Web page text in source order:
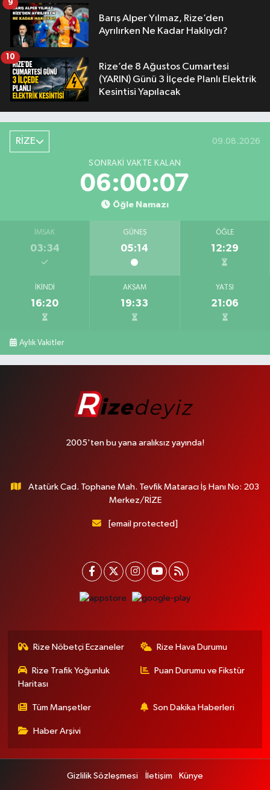
Barış Alper Yılmaz, Rize’den
Ayrılırken Ne Kadar Haklıydı?
9
Rize’de 8 Ağustos Cumartesi
(YARIN) Günü 3 İlçede Planlı Elektrik
Kesintisi Yapılacak
10
RİZE 09.08.2026
SONRAKI VAKTE KALAN
06:00:06
Öğle Namazı
İMSAK
03:34
GÜNEŞ
05:14
ÖĞLE
12:29
İKINDI
16:20
AKŞAM
19:33
YATSI
21:06
Aylık Vakitler
2005'ten bu yana aralıksız yayında!
Atatürk Cad. Tophane Mah. Tevfik Mataracı İş Hanı No: 203
Merkez/RİZE
[email protected]
Rize Nöbetçi Eczaneler Rize Hava Durumu
Rize Trafik Yoğunluk
Haritası
Puan Durumu ve Fikstür
Tüm Manşetler Son Dakika Haberleri
Haber Arşivi
Gizlilik Sözleşmesi İletişim Künye